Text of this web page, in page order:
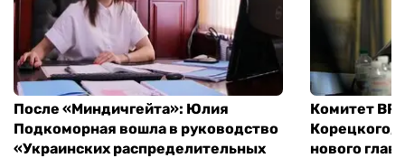
После «Миндичгейта»: Юлия
Подкоморная вошла в руководство
«Украинских распределительных
Комитет ВР
Корецкого,
нового